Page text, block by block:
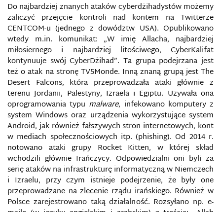
Do najbardziej znanych ataków cyberdżihadystów możemy
zaliczyć przejęcie kontroli nad kontem na Twitterze
CENTCOM-u (jednego z dowództw USA). Opublikowano
wtedy m.in. komunikat: „W imię Allacha, najbardziej
miłosiernego i najbardziej litościwego, CyberKalifat
kontynuuje swój CyberDżihad”. Ta grupa podejrzana jest
też o atak na stronę TV5Monde. Inną znaną grupą jest The
Desert Falcons, która przeprowadzała ataki głównie z
terenu Jordanii, Palestyny, Izraela i Egiptu. Używała ona
oprogramowania typu malware, infekowano komputery z
system Windows oraz urządzenia wykorzystujące system
Android, jak również fałszywych stron internetowych, kont
w mediach społecznościowych itp. (phishing). Od 2014 r.
notowano ataki grupy Rocket Kitten, w której skład
wchodzili głównie Irańczycy. Odpowiedzialni oni byli za
serię ataków na infrastrukturę informatyczną w Niemczech
i Izraelu, przy czym istnieje podejrzenie, że były one
przeprowadzane na zlecenie rządu irańskiego. Również w
Polsce zarejestrowano taką działalność. Rozsyłano np. e-
CAMBRIDGE ANALYTICA
CENTRUM ANALIZ PROPAGANDY I DEZINFORMACJI
CENTRUM DOSKONALENIA OBRONY PRZED
CYBERATAKAMI
CENTRUM EKSPERCKIE NATO DS. KOMUNIKACJI
STRATEGICZNEJ
CENZURA
CERT
CLEAN IT PROJECT
CYBERATAK